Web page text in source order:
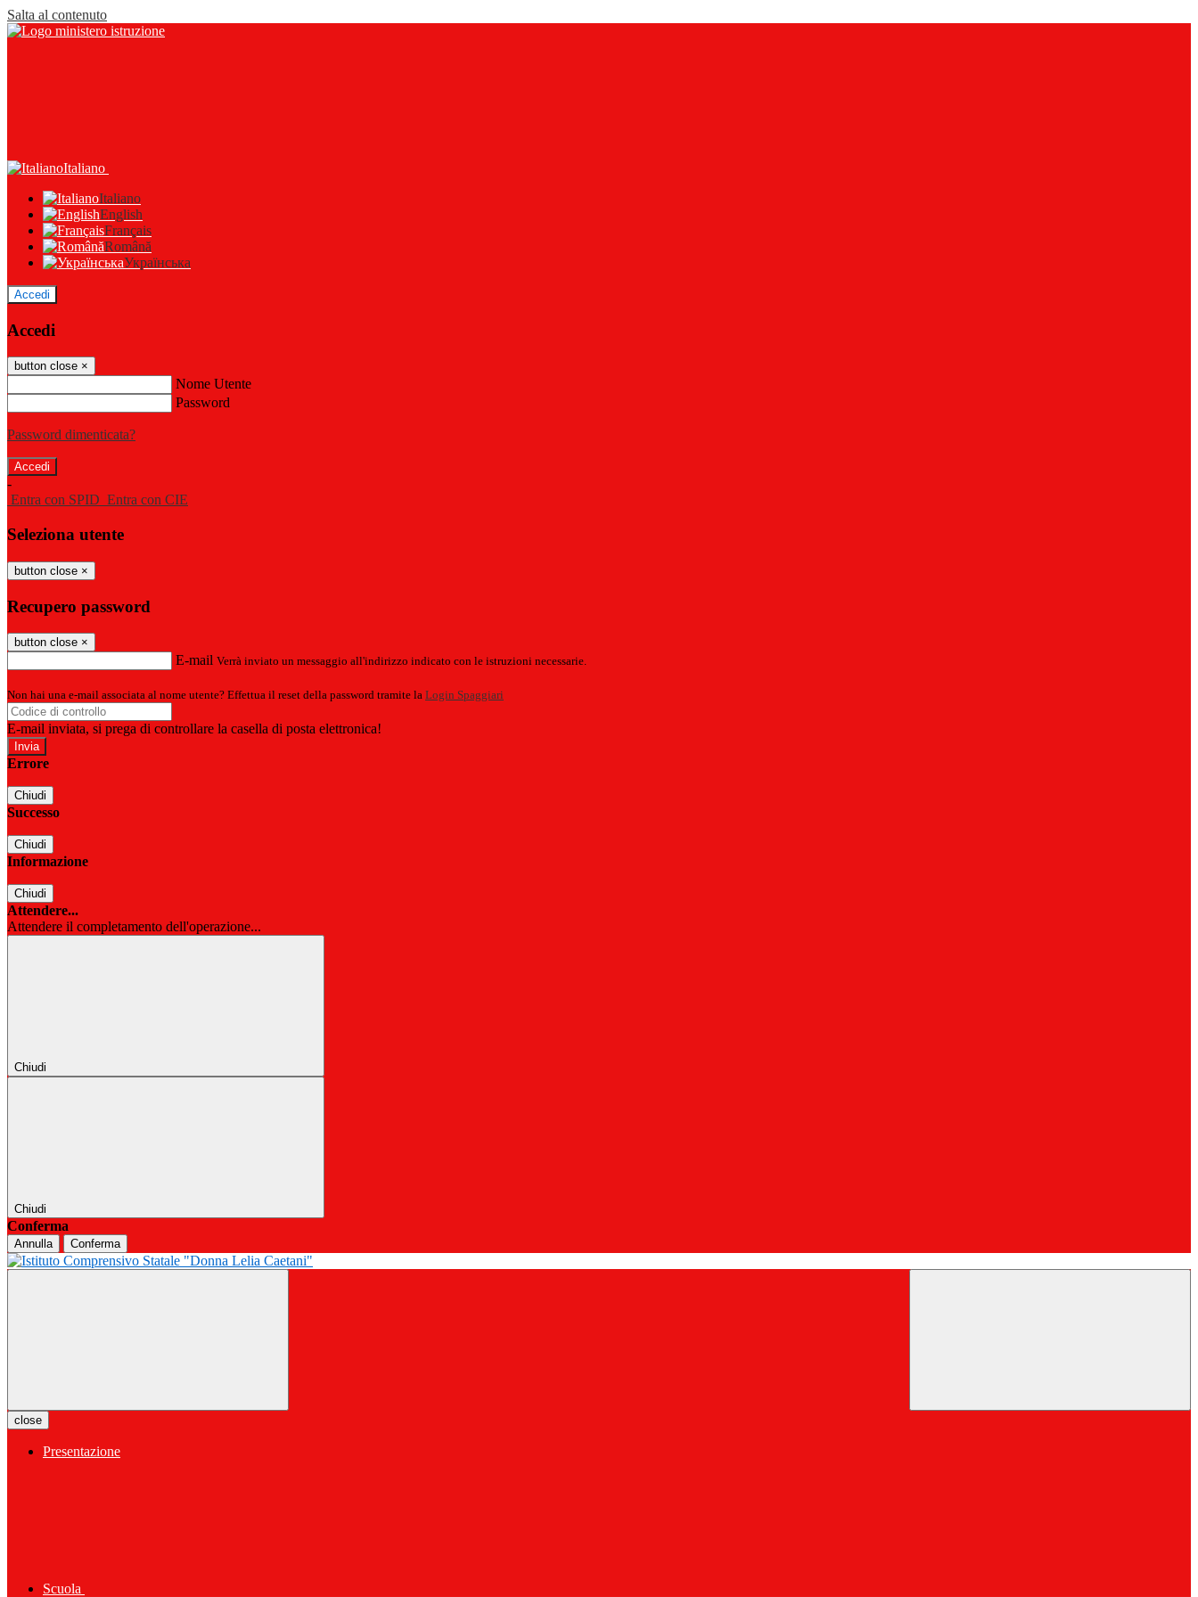
Salta al contenuto
Italiano
Italiano
English
Français
Română
Українська
Accedi
Accedi
button close ×
Nome Utente
Password
Password dimenticata?
-
Entra con SPID Entra con CIE
Seleziona utente
button close ×
Recupero password
button close ×
E-mail Verrà inviato un messaggio all'indirizzo indicato con le istruzioni necessarie.
Non hai una e-mail associata al nome utente? Effettua il reset della password tramite la Login Spaggiari
E-mail inviata, si prega di controllare la casella di posta elettronica!
Errore
Chiudi
Successo
Chiudi
Informazione
Chiudi
Attendere...
Attendere il completamento dell'operazione...
Chiudi
Chiudi
Conferma
Annulla Conferma
close
Presentazione
Scuola